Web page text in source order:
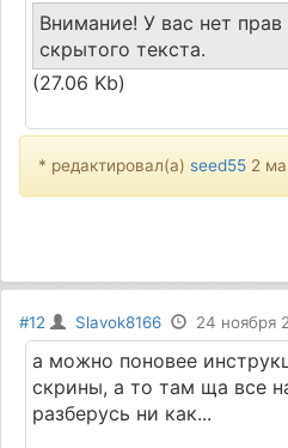
Внимание! У вас нет
скрытого текста.
(27.06 Kb)
* редактировал(а)seed55 2
#12 Slavok8166 24 ноября
а можно поновее
скрины, а то там ща все
разберусь ни как...